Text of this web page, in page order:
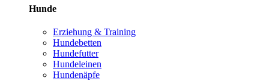
Hunde
Erziehung & Training
Hundebetten
Hundefutter
Hundeleinen
Hundenäpfe